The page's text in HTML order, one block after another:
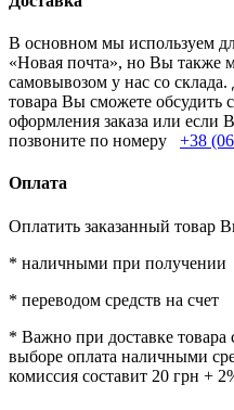
В основном мы используем
«Новая почта», но Вы также
самовывозом у нас со
товара Вы сможете обсудить
оформления заказа или если
позвоните по номеру +38
Оплата
Оплатить заказанный товар
* наличными при получении
* переводом средств на счет
* Важно при доставке
выборе оплата наличными
комиссия составит 20 грн +